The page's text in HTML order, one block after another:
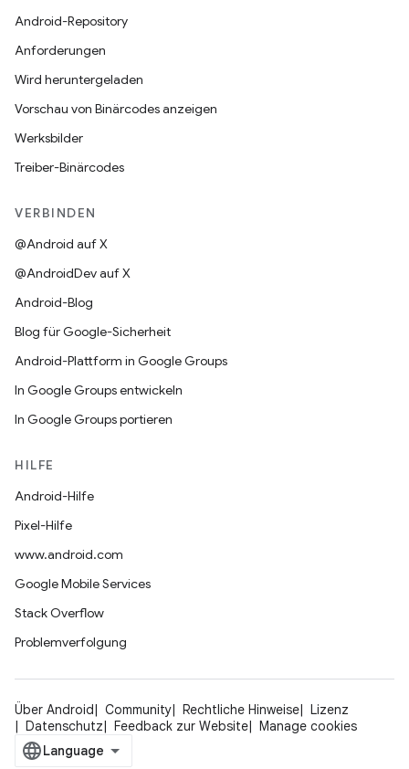
Android-Repository
Anforderungen
Wird heruntergeladen
Vorschau von Binärcodes anzeigen
Werksbilder
Treiber-Binärcodes
VERBINDEN
@Android auf X
@AndroidDev auf X
Android-Blog
Blog für Google-Sicherheit
Android-Plattform in Google Groups
In Google Groups entwickeln
In Google Groups portieren
HILFE
Android-Hilfe
Pixel-Hilfe
www.android.com
Google Mobile Services
Stack Overflow
Problemverfolgung
Über Android Community Rechtliche Hinweise
Lizenz
Datenschutz
Feedback zur Website Manage cookies